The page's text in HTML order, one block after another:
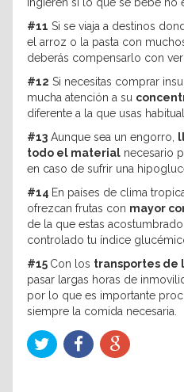
#11 Si se viaja a destinos
el arroz o la pasta con
deberás compensarlo con
#12 Si necesitas comprar
mucha atención a su
diferente a la que usas
#13 Aunque sea un engorro,
todo el material necesario
en caso de sufrir una
#14 En países de clima
ofrezcan frutas con mayor
de la que estas
controlado tu índice
#15 Con los transportes de
pasar largas horas de
por lo que es importante
siempre la comida necesaria.